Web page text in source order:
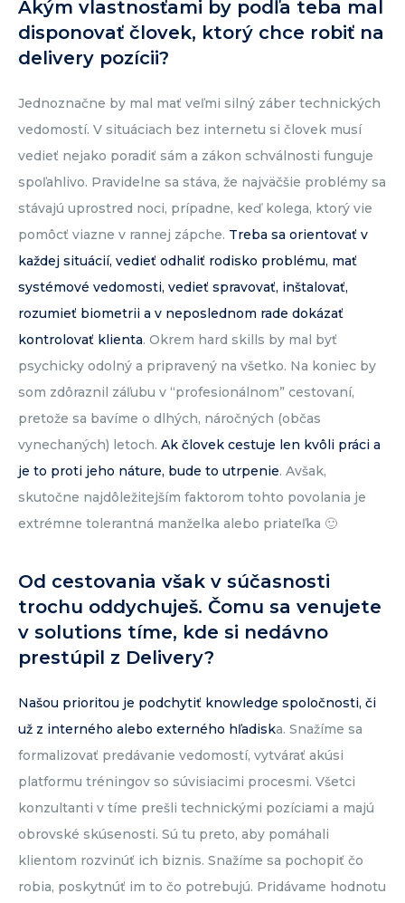
Akým vlastnosťami by podľa teba mal
disponovať človek, ktorý chce robiť na
delivery pozícii?
Jednoznačne by mal mať veľmi silný záber technických
vedomostí. V situáciach bez internetu si človek musí
vedieť nejako poradiť sám a zákon schválnosti funguje
spoľahlivo. Pravidelne sa stáva, že najväčšie problémy sa
stávajú uprostred noci, prípadne, keď kolega, ktorý vie
pomôcť viazne v rannej zápche. Treba sa orientovať v
každej situácií, vedieť odhaliť rodisko problému, mať
systémové vedomosti, vedieť spravovať, inštalovať,
rozumieť biometrii a v neposlednom rade dokázať
kontrolovať klienta. Okrem hard skills by mal byť
psychicky odolný a pripravený na všetko. Na koniec by
som zdôraznil záľubu v “profesionálnom” cestovaní,
pretože sa bavíme o dlhých, náročných (občas
vynechaných) letoch. Ak človek cestuje len kvôli práci a
je to proti jeho náture, bude to utrpenie. Avšak,
skutočne najdôležitejším faktorom tohto povolania je
extrémne tolerantná manželka alebo priateľka 🙂
Od cestovania však v súčasnosti
trochu oddychuješ. Čomu sa venujete
v solutions tíme, kde si nedávno
prestúpil z Delivery?
Našou prioritou je podchytiť knowledge spoločnosti, či
už z interného alebo externého hľadiska. Snažíme sa
formalizovať predávanie vedomostí, vytvárať akúsi
platformu tréningov so súvisiacimi procesmi. Všetci
konzultanti v tíme prešli technickými pozíciami a majú
obrovské skúsenosti. Sú tu preto, aby pomáhali
klientom rozvinúť ich biznis. Snažíme sa pochopiť čo
robia, poskytnúť im to čo potrebujú. Pridávame hodnotu